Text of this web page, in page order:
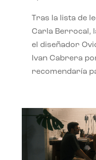
Tras la lista de
Carla Berrocal,
el diseñador
Ivan Cabrera
recomendaría